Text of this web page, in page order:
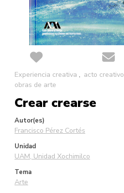
Saltar
galería
Experiencia creativa acto creativo
obras de arte
Crear crearse
Autor(es)
Francisco Pérez Cortés
Unidad
UAM, Unidad Xochimilco
Tema
Arte